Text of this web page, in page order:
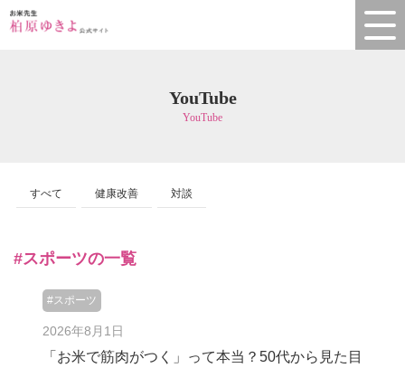
YouTube
YouTube
すべて 健康改善 対談
#スポーツの一覧
#スポーツ
2026年8月1日
「お米で筋肉がつく」って本当？50代から見た目